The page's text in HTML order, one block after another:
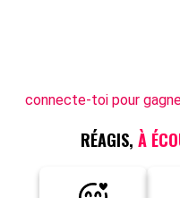
connecte-toi pour
RÉAGIS, À